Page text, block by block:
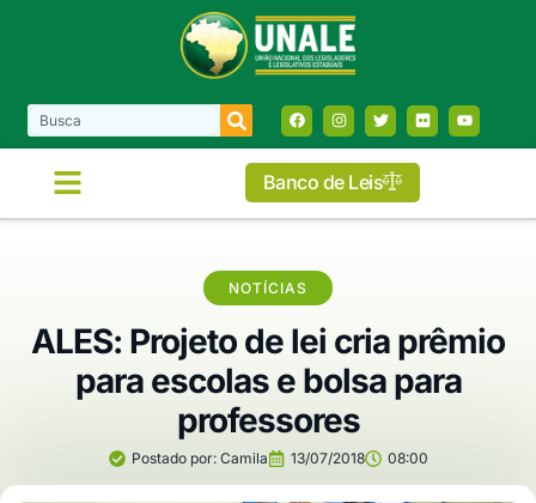
Banco de Leis
NOTÍCIAS
ALES: Projeto de lei cria prêmio
para escolas e bolsa para
professores
Postado por:Camila 13/07/2018 08:00